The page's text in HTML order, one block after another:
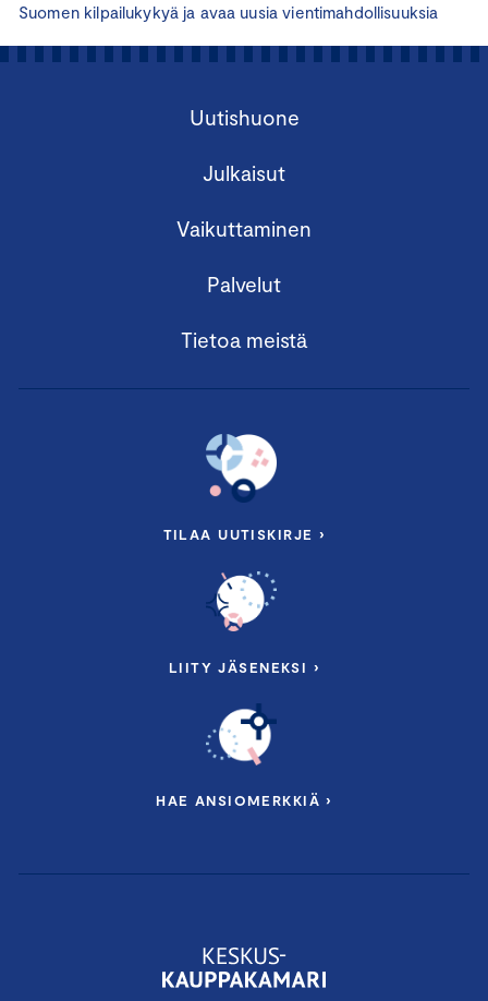
Suomen kilpailukykyä ja avaa uusia vientimahdollisuuksia
Uutishuone
Julkaisut
Vaikuttaminen
Palvelut
Tietoa meistä
TILAA UUTISKIRJE ›
LIITY JÄSENEKSI ›
HAE ANSIOMERKKIÄ ›